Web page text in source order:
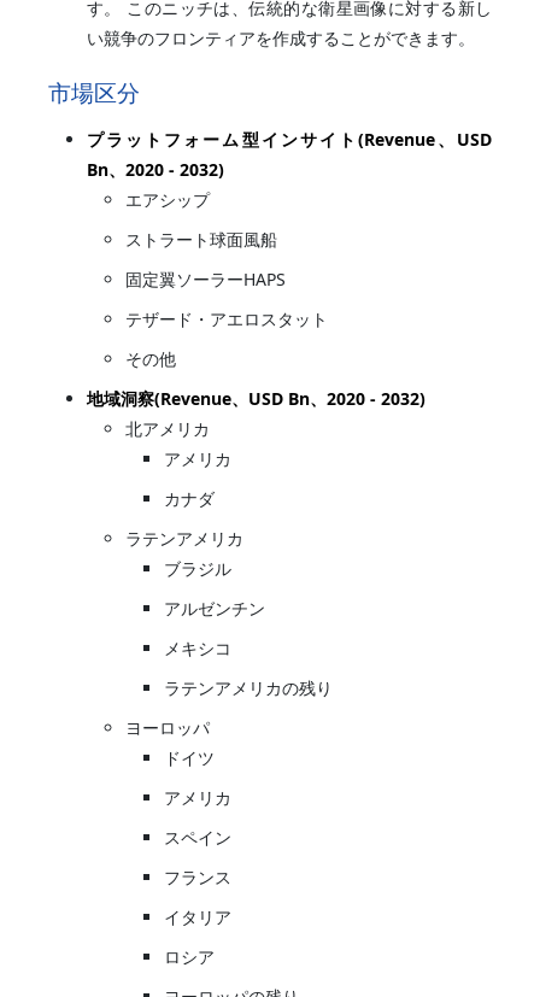
す。 このニッチは、伝統的な衛星画像に対する新し
い競争のフロンティアを作成することができます。
市場区分
プラットフォーム型インサイト(Revenue、USD
Bn、2020 - 2032)
エアシップ
ストラート球面風船
固定翼ソーラーHAPS
テザード・アエロスタット
その他
地域洞察(Revenue、USD Bn、2020 - 2032)
北アメリカ
アメリカ
カナダ
ラテンアメリカ
ブラジル
アルゼンチン
メキシコ
ラテンアメリカの残り
ヨーロッパ
ドイツ
アメリカ
スペイン
フランス
イタリア
ロシア